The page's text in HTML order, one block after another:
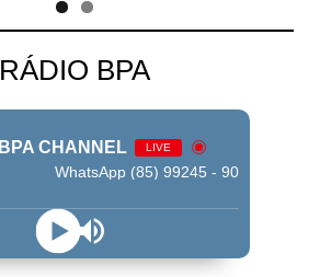
RÁDIO BPA
BPA CHANNEL LIVE
WhatsApp (85) 99245 - 9009